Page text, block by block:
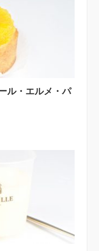
ル・エルメ・パ